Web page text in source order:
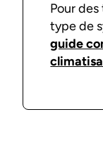
Pour
type de
guide